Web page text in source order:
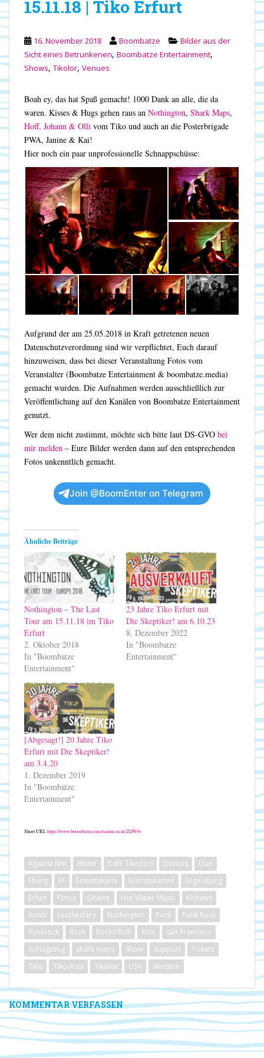
15.11.18 | Tiko Erfurt
16. November 2018 Boombatze
Bilder aus der
Sicht eines Betrunkenen, Boombatze Entertainment,
Shows, Tikolor, Venues
Boah ey, das hat Spaß gemacht! 1000 Dank an alle, die da
waren. Kisses & Hugs gehen raus an Nothington, Shark Maps,
Hoff, Johann & Olli vom Tiko und auch an die Posterbrigade
PWA, Janine & Kai!
Hier noch ein paar unprofessionelle Schnappschüsse:
Aufgrund der am 25.05.2018 in Kraft getretenen neuen
Datenschutzverordnung sind wir verpflichtet, Euch darauf
hinzuweisen, dass bei dieser Veranstaltung Fotos vom
Veranstalter (Boombatze Entertainment & boombatze.media)
gemacht wurden. Die Aufnahmen werden ausschließlich zur
Veröffentlichung auf den Kanälen von Boombatze Entertainment
genutzt.
Wer dem nicht zustimmt, möchte sich bitte laut DS-GVO bei
mir melden – Eure Bilder werden dann auf den entsprechenden
Fotos unkenntlich gemacht.
Join @BoomEnter on Telegram
Ähnliche Beiträge
Nothington – The Last
Tour am 15.11.18 im Tiko
Erfurt
2. Oktober 2018
In "Boombatze
Entertainment"
23 Jahre Tiko Erfurt mit
Die Skeptiker! am 6.10.23
8. Dezember 2022
In "Boombatze
Entertainment"
[Abgesagt!] 20 Jahre Tiko
Erfurt mit Die Skeptiker!
am 3.4.20
1. Dezember 2019
In "Boombatze
Entertainment"
Short URLhttps://www.boombatzeentertainment.de/ZdW8v
Against Me! Bilder Café Tiko(lor) Donots
Duo
Eburg
EF Eintrittskarte Eintrittskarten
Engelsburg
Erfurt
Fotos Gitarre Hot Water Music
Konzert
Konzi
Leatherface Nothington Punk
Punk Rock
Punkrock
Rock Rock‘n‘Roll Rosi
San Francisco
Schlagzeug
shark maps Show support
Tickets
Tiko
Tiko-Rosi Tikolor USA Winston
KOMMENTAR VERFASSEN